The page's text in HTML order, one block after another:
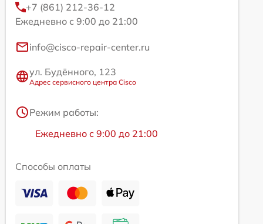
+7 (861) 212-36-12
Ежедневно с 9:00 до 21:00
info@cisco-repair-center.ru
ул. Будённого, 123
Адрес сервисного центра Cisco
Режим работы:
Ежедневно с 9:00 до 21:00
Способы оплаты